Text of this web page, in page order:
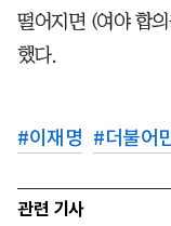
떨어지면 (여야 합
했다.
#이재명 #더불어
관련 기사